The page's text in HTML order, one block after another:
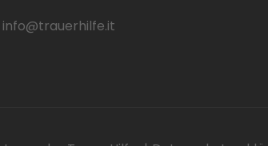
info@trauerhilfe.it